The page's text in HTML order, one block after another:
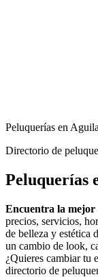
Peluquerías en
Directorio de
Peluquerías
Encuentra la mejor
precios, servicios,
de belleza y estética
un cambio de look,
¿Quieres cambiar tu
directorio de